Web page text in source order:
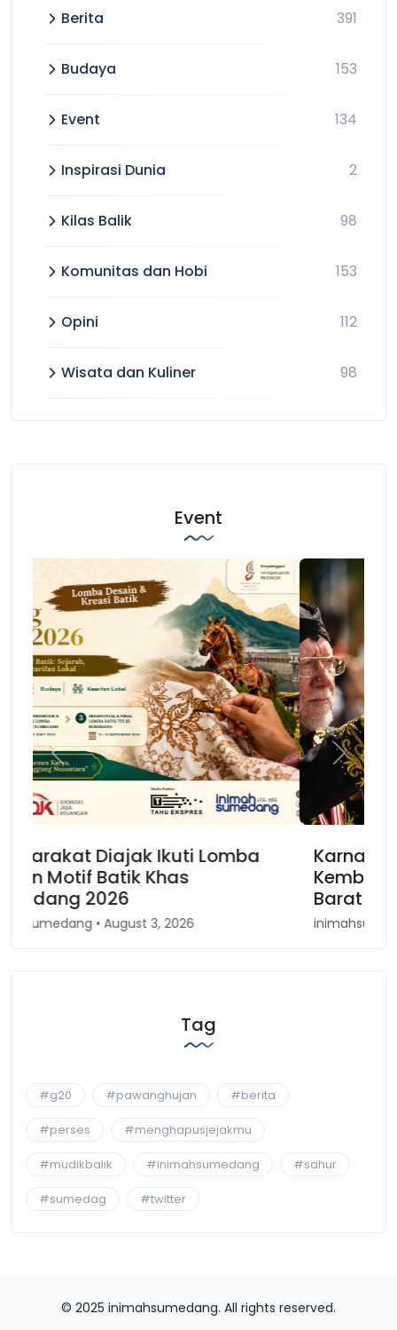
Berita 391
Budaya 153
Event 134
Inspirasi Dunia 2
Kilas Balik 98
Komunitas dan Hobi 153
Opini 112
Wisata dan Kuliner 98
Event
Karnaval Binokasih, Merajut
Kembali Spirit Kesundaan di Jawa
Barat
inimahsumedang • April 30, 2026
Previous Next
Tag
#g20 #pawanghujan #berita
#perses #menghapusjejakmu
#mudikbalik #inimahsumedang #sahur
#sumedag #twitter
© 2025 inimahsumedang. All rights reserved.